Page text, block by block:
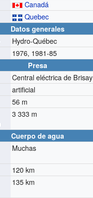
Canadá
Quebec
Datos generales
Hydro-Québec
1976, 1981-85
Presa
Central eléctrica de Brisay
artificial
56 m
3 333 m
Cuerpo de agua
Muchas
120 km
135 km